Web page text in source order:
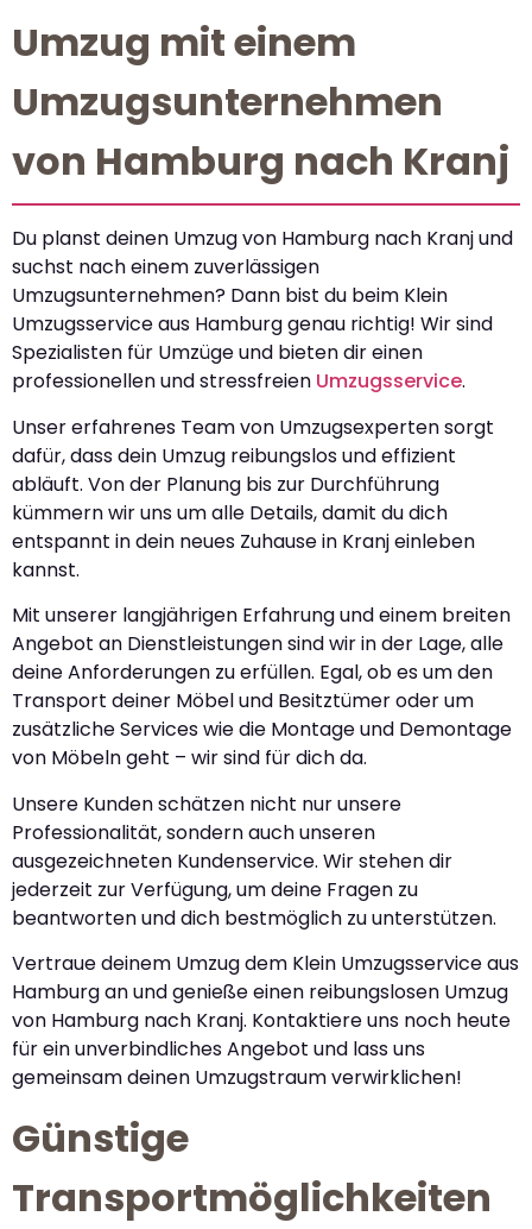
Umzug mit einem
Umzugsunternehmen
von Hamburg nach Kranj
Du planst deinen Umzug von Hamburg nach Kranj und
suchst nach einem zuverlässigen
Umzugsunternehmen? Dann bist du beim Klein
Umzugsservice aus Hamburg genau richtig! Wir sind
Spezialisten für Umzüge und bieten dir einen
professionellen und stressfreien Umzugsservice.
Unser erfahrenes Team von Umzugsexperten sorgt
dafür, dass dein Umzug reibungslos und effizient
abläuft. Von der Planung bis zur Durchführung
kümmern wir uns um alle Details, damit du dich
entspannt in dein neues Zuhause in Kranj einleben
kannst.
Mit unserer langjährigen Erfahrung und einem breiten
Angebot an Dienstleistungen sind wir in der Lage, alle
deine Anforderungen zu erfüllen. Egal, ob es um den
Transport deiner Möbel und Besitztümer oder um
zusätzliche Services wie die Montage und Demontage
von Möbeln geht – wir sind für dich da.
Unsere Kunden schätzen nicht nur unsere
Professionalität, sondern auch unseren
ausgezeichneten Kundenservice. Wir stehen dir
jederzeit zur Verfügung, um deine Fragen zu
beantworten und dich bestmöglich zu unterstützen.
Vertraue deinem Umzug dem Klein Umzugsservice aus
Hamburg an und genieße einen reibungslosen Umzug
von Hamburg nach Kranj. Kontaktiere uns noch heute
für ein unverbindliches Angebot und lass uns
gemeinsam deinen Umzugstraum verwirklichen!
Günstige
Transportmöglichkeiten